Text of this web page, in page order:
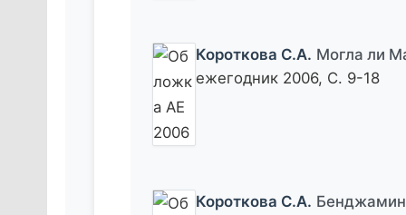
Короткова С.А. Могла ли
ежегодник 2006, С. 9-18
Короткова С.А. Бенджамин